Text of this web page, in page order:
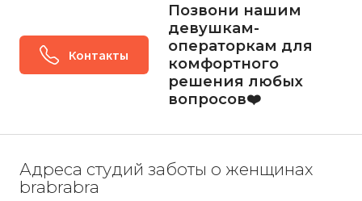
Контакты
Позвони нашим
девушкам-
операторкам для
комфортного
решения любых
вопросов❤️
Адреса студий заботы о женщинах
brabrabra